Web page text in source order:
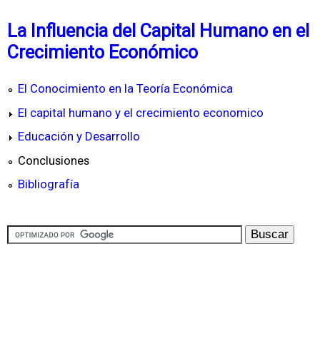
La Influencia del Capital Humano en el
Crecimiento Económico
El Conocimiento en la Teoría Económica
El capital humano y el crecimiento economico
Educación y Desarrollo
Conclusiones
Bibliografía